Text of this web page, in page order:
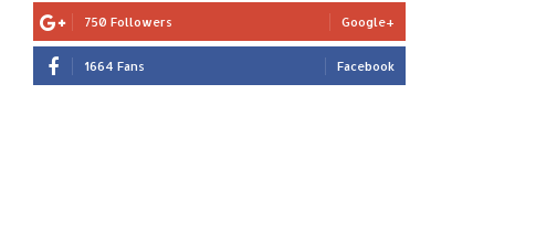
750 Followers Google+
1664 Fans Facebook